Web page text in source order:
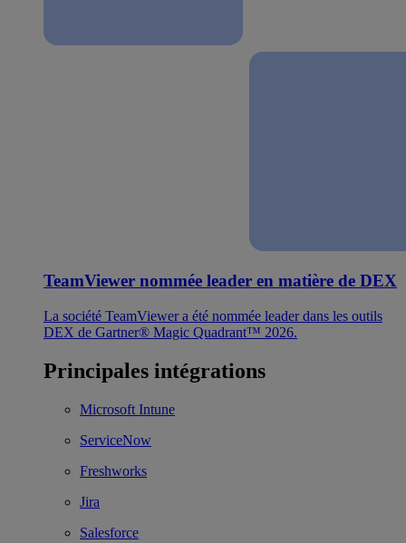
TeamViewer nommée leader en matière de DEX
La société TeamViewer a été nommée leader dans les outils
DEX de Gartner® Magic Quadrant™ 2026.
Principales intégrations
Microsoft Intune
ServiceNow
Freshworks
Jira
Salesforce